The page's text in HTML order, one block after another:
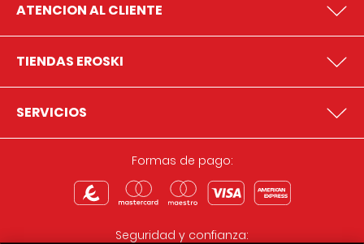
ATENCION AL CLIENTE
TIENDAS EROSKI
SERVICIOS
Formas de pago:
Seguridad y confianza: